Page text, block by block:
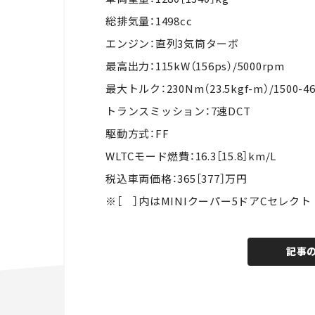
総排気量：1498cc
エンジン：直列3気筒ターボ
最高出力：115kW（156ps）/5000rpm
最大トルク：230Nm（23.5kgf-m）/1500-
トランスミッション：7速DCT
駆動方式：FF
WLTCモード燃費：16.3［15.8］km/L
税込車両価格：365［377］万円
※［ ］内はMINIクーパー5ドアCセレクト
記事